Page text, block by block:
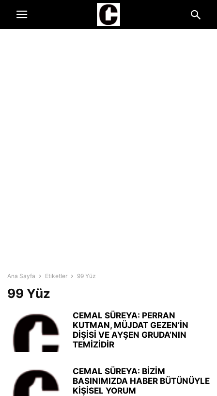
Ana Sayfa Etiketler 99 Yüz
99 Yüz
CEMAL SÜREYA: PERRAN
KUTMAN, MÜJDAT GEZEN’İN
DİŞİSİ VE AYŞEN GRUDA’NIN
TEMİZİDİR
CEMAL SÜREYA: BİZİM
BASINIMIZDA HABER BÜTÜNÜYLE
KİŞİSEL YORUM